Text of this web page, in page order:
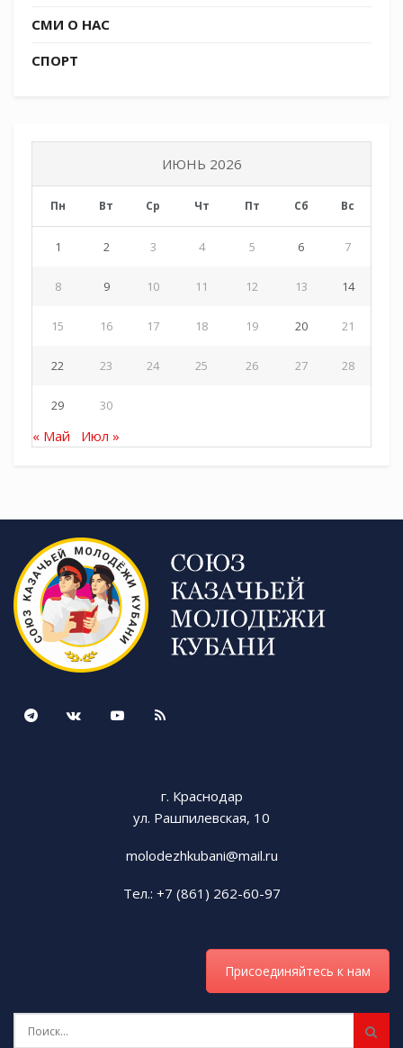
СМИ О НАС
СПОРТ
ИЮНЬ 2026
Пн Вт Ср Чт Пт Сб Вс
1 2 3 4 5 6 7
8 9 10 11 12 13 14
15 16 17 18 19 20 21
22 23 24 25 26 27 28
29 30
« Май Июл »
г. Краснодар
ул. Рашпилевская, 10
molodezhkubani@mail.ru
Тел.: +7 (861) 262-60-97
Присоединяйтесь к нам